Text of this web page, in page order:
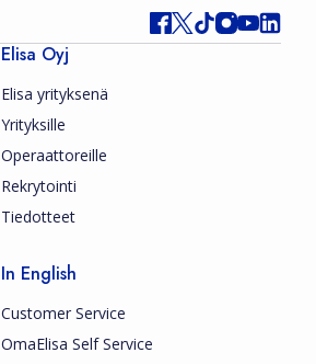
Elisa Oyj
Elisa yrityksenä
Yrityksille
Operaattoreille
Rekrytointi
Tiedotteet
In English
Customer Service
OmaElisa Self Service